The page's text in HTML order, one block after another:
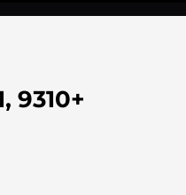
9310+